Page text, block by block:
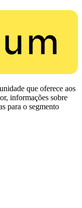
que oferece aos
informações sobre
para o segmento